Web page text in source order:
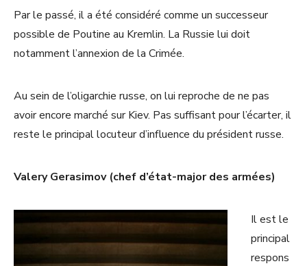
Par le passé, il a été considéré comme un successeur
possible de Poutine au Kremlin. La Russie lui doit
notamment l’annexion de la Crimée.
Au sein de l’oligarchie russe, on lui reproche de ne pas
avoir encore marché sur Kiev. Pas suffisant pour l’écarter, il
reste le principal locuteur d’influence du président russe.
Valery Gerasimov (chef d’état-major des armées)
Il est le
principal
respons